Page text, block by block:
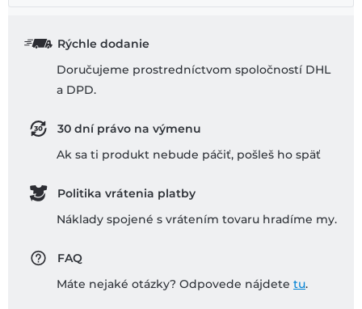
Rýchle dodanie
Doručujeme prostredníctvom spoločností DHL
a DPD.
30 dní právo na výmenu
Ak sa ti produkt nebude páčiť, pošleš ho späť
Politika vrátenia platby
Náklady spojené s vrátením tovaru hradíme my.
FAQ
Máte nejaké otázky? Odpovede nájdete tu.